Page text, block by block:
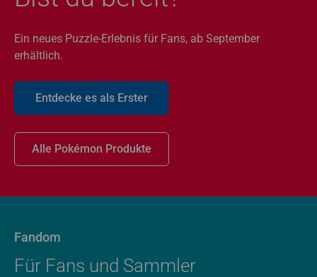
Ein neues Puzzle-Erlebnis für Fans, ab September
erhältlich.
Entdecke es als Erster
Alle Pokémon Produkte
Fandom
Für Fans und Sammler